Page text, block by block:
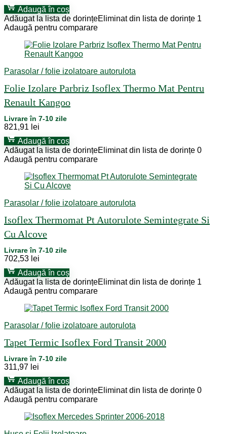
Adaugă în coș
Adăugat la lista de dorințeEliminat din lista de dorințe 1
Adaugă pentru comparare
Parasolar / folie izolatoare autorulota
Folie Izolare Parbriz Isoflex Thermo Mat Pentru
Renault Kangoo
Livrare în 7-10 zile
821,91 lei
Adaugă în coș
Adăugat la lista de dorințeEliminat din lista de dorințe 0
Adaugă pentru comparare
Parasolar / folie izolatoare autorulota
Isoflex Thermomat Pt Autorulote Semintegrate Si
Cu Alcove
Livrare în 7-10 zile
702,53 lei
Adaugă în coș
Adăugat la lista de dorințeEliminat din lista de dorințe 1
Adaugă pentru comparare
Parasolar / folie izolatoare autorulota
Tapet Termic Isoflex Ford Transit 2000
Livrare în 7-10 zile
311,97 lei
Adaugă în coș
Adăugat la lista de dorințeEliminat din lista de dorințe 0
Adaugă pentru comparare